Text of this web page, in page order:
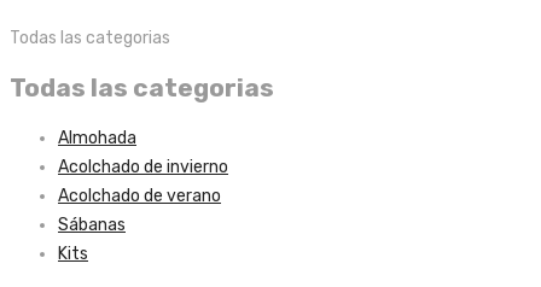
Todas las categorias
Todas las categorias
Almohada
Acolchado de invierno
Acolchado de verano
Sábanas
Kits